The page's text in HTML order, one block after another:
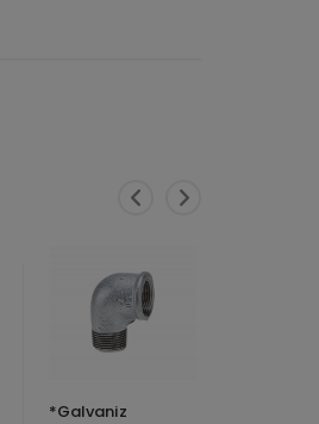
*Galvaniz